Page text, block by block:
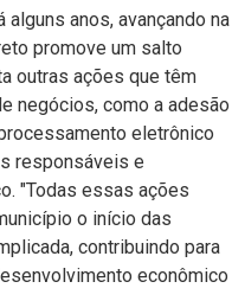
anos, avançando na
promove um salto
outras ações que têm
negócios, como a adesão
eletrônico
responsáveis e
"Todas essas ações
o início das
contribuindo para
econômico